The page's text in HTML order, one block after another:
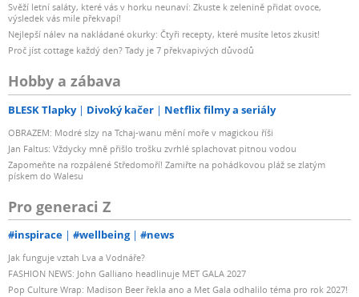
Svěží letní saláty, které vás v horku neunaví: Zkuste k zelenině přidat ovoce,
výsledek vás mile překvapí!
Nejlepší nálev na nakládané okurky: Čtyři recepty, které musíte letos zkusit!
Proč jíst cottage každý den? Tady je 7 překvapivých důvodů
Hobby a zábava
BLESK Tlapky Divoký kačer Netflix filmy a seriály
OBRAZEM: Modré slzy na Tchaj-wanu mění moře v magickou říši
Jan Faltus: Vždycky mně přišlo trošku zvrhlé splachovat pitnou vodou
Zapomeňte na rozpálené Středomoří! Zamiřte na pohádkovou pláž se zlatým
pískem do Walesu
Pro generaci Z
#inspirace #wellbeing #news
Jak funguje vztah Lva a Vodnáře?
FASHION NEWS: John Galliano headlinuje MET GALA 2027
Pop Culture Wrap: Madison Beer řekla ano a Met Gala odhalilo téma pro rok 2027!